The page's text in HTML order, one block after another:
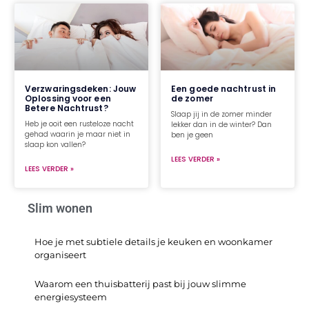
Verzwaringsdeken: Jouw
Oplossing voor een
Betere Nachtrust?
Heb je ooit een rusteloze nacht
gehad waarin je maar niet in
slaap kon vallen?
LEES VERDER »
Een goede nachtrust in
de zomer
Slaap jij in de zomer minder
lekker dan in de winter? Dan
ben je geen
LEES VERDER »
Slim wonen
Hoe je met subtiele details je keuken en woonkamer
organiseert
Waarom een thuisbatterij past bij jouw slimme
energiesysteem